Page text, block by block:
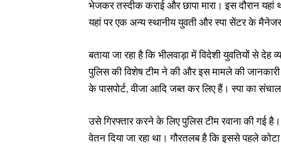
भेजकर तस्दीक कराई और छापा मारा। इस दौरान
यहां पर एक अन्य स्थानीय युवती और स्पा सेंटर के मैनेजर
बताया जा रहा है कि भीलवाड़ा में विदेशी युवतियों से देह
पुलिस की विशेष टीम ने की और इस मामले की जानकारी
के पासपोर्ट, वीजा आदि जब्त कर लिए हैं। स्पा का
उसे गिरफ्तार करने के लिए पुलिस टीम रवाना की गई
वेतन दिया जा रहा था। गौरतलब है कि इससे पहले